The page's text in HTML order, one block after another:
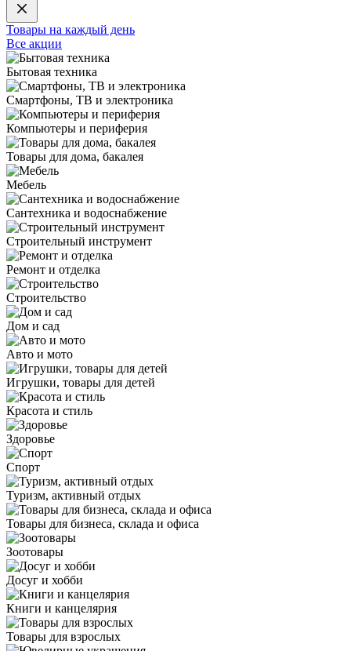
Товары на каждый день
Все акции
Бытовая техника
Смартфоны, ТВ и электроника
Компьютеры и периферия
Товары для дома, бакалея
Мебель
Сантехника и водоснабжение
Строительный инструмент
Ремонт и отделка
Строительство
Дом и сад
Авто и мото
Игрушки, товары для детей
Красота и стиль
Здоровье
Спорт
Туризм, активный отдых
Товары для бизнеса, склада и офиса
Зоотовары
Досуг и хобби
Книги и канцелярия
Товары для взрослых